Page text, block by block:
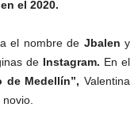
el 2020.
el nombre de Jbalen y
de Instagram. En el
de Medellín”, Valentina